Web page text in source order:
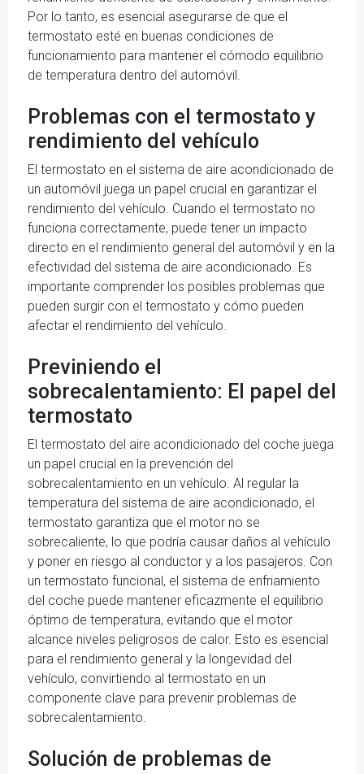
Por lo tanto, es esencial asegurarse de que el
termostato esté en buenas condiciones de
funcionamiento para mantener el cómodo equilibrio
de temperatura dentro del automóvil.
Problemas con el termostato y
rendimiento del vehículo
El termostato en el sistema de aire acondicionado de
un automóvil juega un papel crucial en garantizar el
rendimiento del vehículo. Cuando el termostato no
funciona correctamente, puede tener un impacto
directo en el rendimiento general del automóvil y en la
efectividad del sistema de aire acondicionado. Es
importante comprender los posibles problemas que
pueden surgir con el termostato y cómo pueden
afectar el rendimiento del vehículo.
Previniendo el
sobrecalentamiento: El papel del
termostato
El termostato del aire acondicionado del coche juega
un papel crucial en la prevención del
sobrecalentamiento en un vehículo. Al regular la
temperatura del sistema de aire acondicionado, el
termostato garantiza que el motor no se
sobrecaliente, lo que podría causar daños al vehículo
y poner en riesgo al conductor y a los pasajeros. Con
un termostato funcional, el sistema de enfriamiento
del coche puede mantener eficazmente el equilibrio
óptimo de temperatura, evitando que el motor
alcance niveles peligrosos de calor. Esto es esencial
para el rendimiento general y la longevidad del
vehículo, convirtiendo al termostato en un
componente clave para prevenir problemas de
sobrecalentamiento.
Solución de problemas de